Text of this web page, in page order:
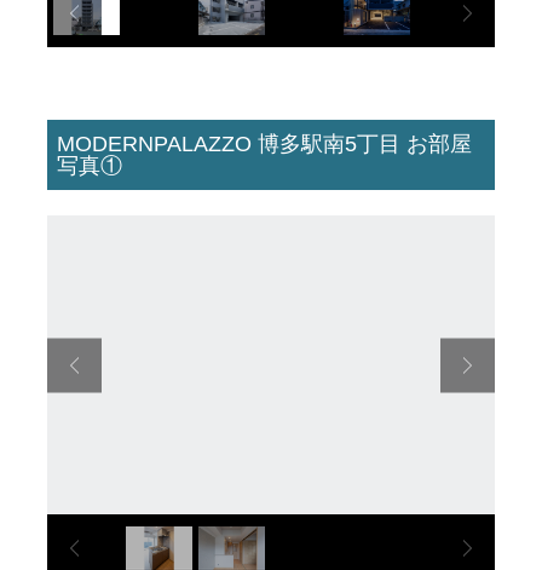
MODERNPALAZZO 博多駅南5丁目 お部屋
写真①